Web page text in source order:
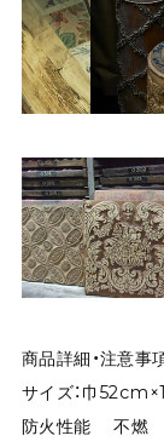
商品詳細・注意事
サイズ：巾
防火性能 不